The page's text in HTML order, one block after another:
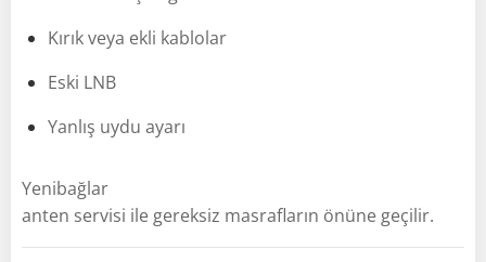
Kırık veya ekli kablolar
Eski LNB
Yanlış uydu ayarı
Yenibağlar
anten servisi ile gereksiz masrafların önüne geçilir.